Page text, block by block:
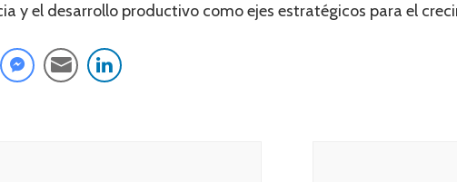
y el desarrollo productivo como ejes estratégicos para el